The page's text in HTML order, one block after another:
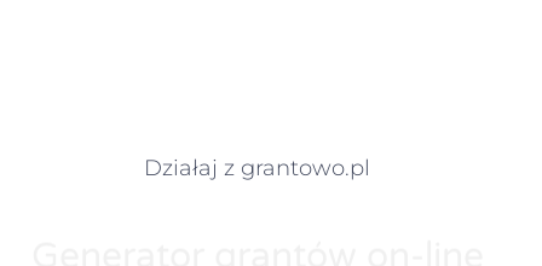
Działaj z grantowo.pl